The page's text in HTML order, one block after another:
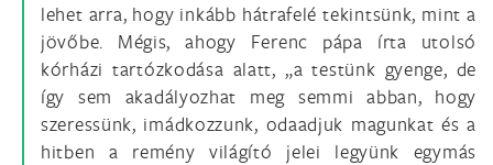
lehet arra, hogy inkább hátrafelé tekintsünk, mint a
jövőbe. Mégis, ahogy Ferenc pápa írta utolsó
kórházi tartózkodása alatt, „a testünk gyenge, de
így sem akadályozhat meg semmi abban, hogy
szeressünk, imádkozzunk, odaadjuk magunkat és a
hitben a remény világító jelei legyünk egymás